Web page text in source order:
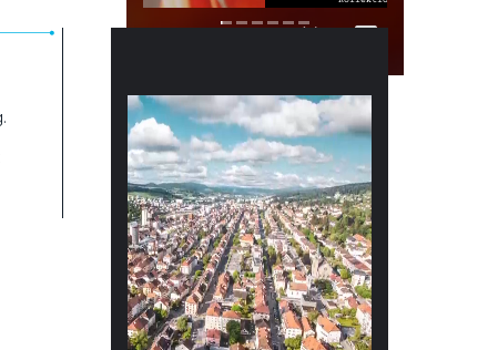
0.3MIN
AVERAGE
VIEW TIME
1.2%
INTERACTION
RATE